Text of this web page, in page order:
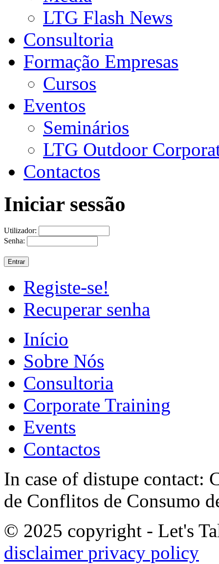
LTG Flash News
Consultoria
Formação Empresas
Cursos
Eventos
Seminários
LTG Outdoor
Contactos
Iniciar sessão
Utilizador:
Senha:
Registe-se!
Recuperar senha
Início
Sobre Nós
Consultoria
Corporate Training
Events
Contactos
In case of distupe contact:
de Conflitos de Consumo
© 2025 copyright - Let's
disclaimer privacy policy